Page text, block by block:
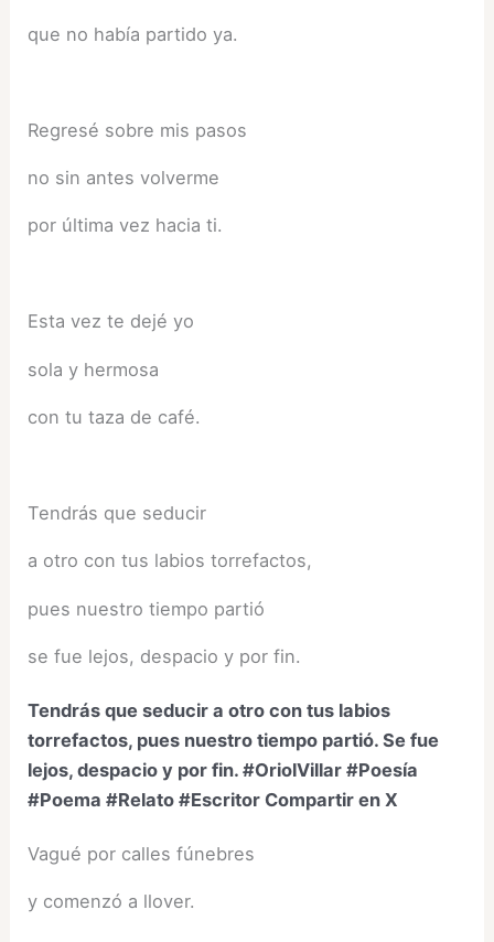
que no había partido ya.
Regresé sobre mis pasos
no sin antes volverme
por última vez hacia ti.
Esta vez te dejé yo
sola y hermosa
con tu taza de café.
Tendrás que seducir
a otro con tus labios torrefactos,
pues nuestro tiempo partió
se fue lejos, despacio y por fin.
Tendrás que seducir a otro con tus labios
torrefactos, pues nuestro tiempo partió. Se fue
lejos, despacio y por fin. #OriolVillar #Poesía
#Poema #Relato #Escritor Compartir en X
Vagué por calles fúnebres
y comenzó a llover.